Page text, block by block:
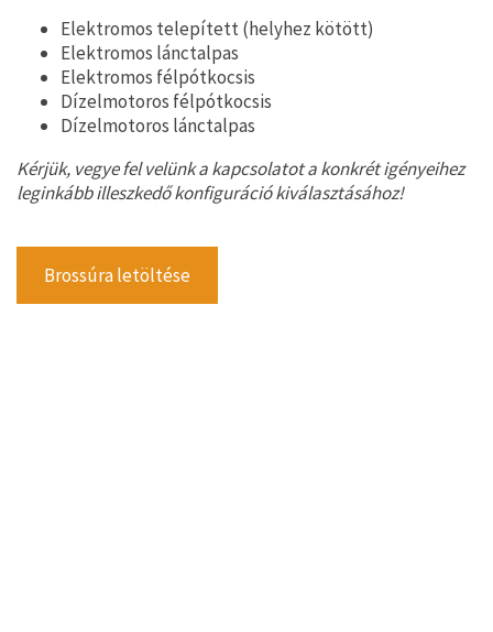
Elektromos telepített (helyhez kötött)
Elektromos lánctalpas
Elektromos félpótkocsis
Dízelmotoros félpótkocsis
Dízelmotoros lánctalpas
Kérjük, vegye fel velünk a kapcsolatot a konkrét igényeihez
leginkább illeszkedő konfiguráció kiválasztásához!
Brossúra letöltése